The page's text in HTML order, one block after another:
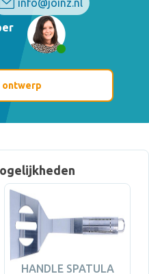
info@joinz.nl
ontwerp
HANDLE SPATULA